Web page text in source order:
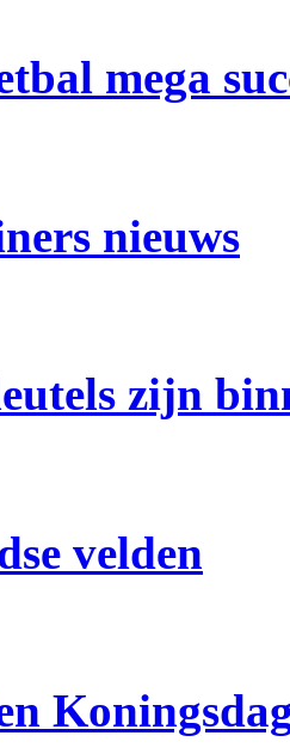
mega
nieuws
zijn
velden